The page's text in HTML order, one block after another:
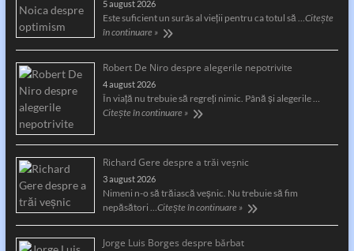
5 august 2026
Este suficient un surâs al vieţii pentru ca totul să …Citește
în continuare »
Robert De Niro despre alegerile nepotrivite
4 august 2026
În viață nu trebuie să regreți nimic. Până și alegerile …
Citește în continuare »
Richard Gere despre a trăi veșnic
3 august 2026
Nimeni n-o să trăiască veșnic. Nu trebuie să fim
nepăsători …Citește în continuare »
Jorge Luis Borges despre bărbat